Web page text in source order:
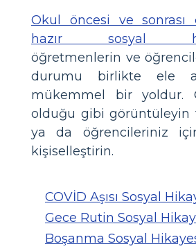
Okul öncesi ve sonrası
hazır sosyal
öğretmenlerin ve
durumu birlikte ele
mükemmel bir yoldur.
olduğu gibi görüntüleyin
ya da öğrencileriniz
kişiselleştirin.
COVİD Aşısı Sosyal
Gece Rutin Sosyal
Boşanma Sosyal